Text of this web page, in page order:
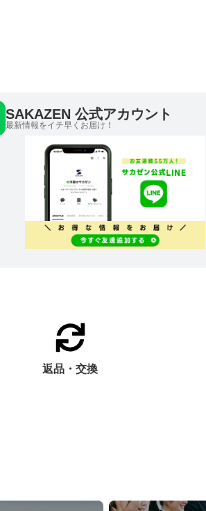
SAKAZEN 公式アカウント
最新情報をイチ早くお届け！
返品・交換